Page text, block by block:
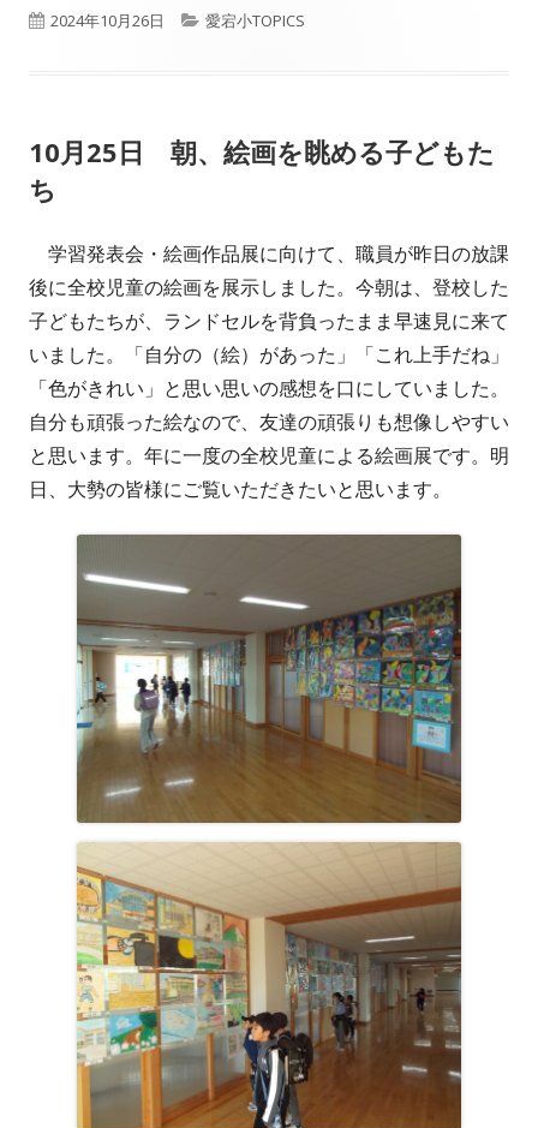
公
2024年10月26日
カ
愛宕小TOPICS
10月25日 朝、絵画を眺める子どもた
ち
学習発表会・絵画作品展に向けて、職員が昨日の放課
後に全校児童の絵画を展示しました。今朝は、登校した
子どもたちが、ランドセルを背負ったまま早速見に来て
いました。「自分の（絵）があった」「これ上手だね」
「色がきれい」と思い思いの感想を口にしていました。
自分も頑張った絵なので、友達の頑張りも想像しやすい
と思います。年に一度の全校児童による絵画展です。明
日、大勢の皆様にご覧いただきたいと思います。